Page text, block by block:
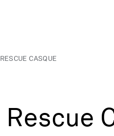
RESCUE CASQUE
Rescue